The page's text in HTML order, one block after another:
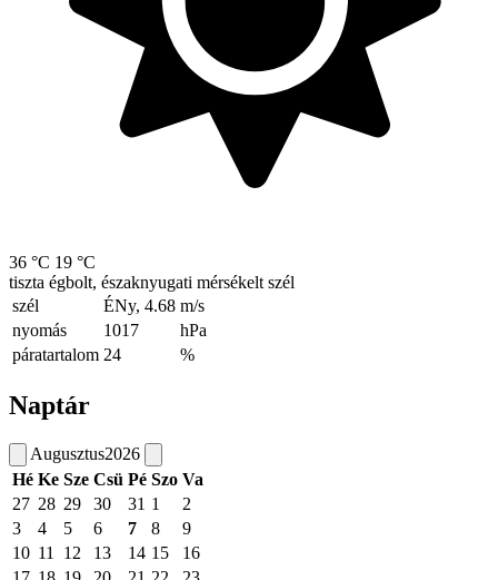
36 °C 19 °C
tiszta égbolt, északnyugati mérsékelt szél
szél
ÉNy, 4.68 m/s
nyomás
1017
hPa
páratartalom 24 %
Naptár
Augusztus2026
Hé Ke Sze Csü Pé Szo Va
27 28 29 30 31 1
2
3
4 5 6 7 8
9
10 11 12 13 14 15
16